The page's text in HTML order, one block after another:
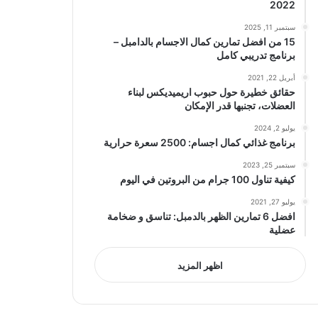
2022
سبتمبر 11, 2025
15 من افضل تمارين كمال الاجسام بالدامبل –
برنامج تدريبي كامل
أبريل 22, 2021
حقائق خطيرة حول حبوب اريميديكس لبناء
العضلات، تجنبها قدر الإمكان
يوليو 2, 2024
برنامج غذائي كمال اجسام: 2500 سعرة حرارية
سبتمبر 25, 2023
كيفية تناول 100 جرام من البروتين في اليوم
يوليو 27, 2021
افضل 6 تمارين الظهر بالدمبل: تناسق و ضخامة
عضلية
اظهر المزيد